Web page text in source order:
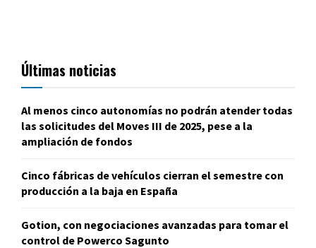
Últimas noticias
Al menos cinco autonomías no podrán atender todas
las solicitudes del Moves III de 2025, pese a la
ampliación de fondos
Cinco fábricas de vehículos cierran el semestre con
producción a la baja en España
Gotion, con negociaciones avanzadas para tomar el
control de Powerco Sagunto